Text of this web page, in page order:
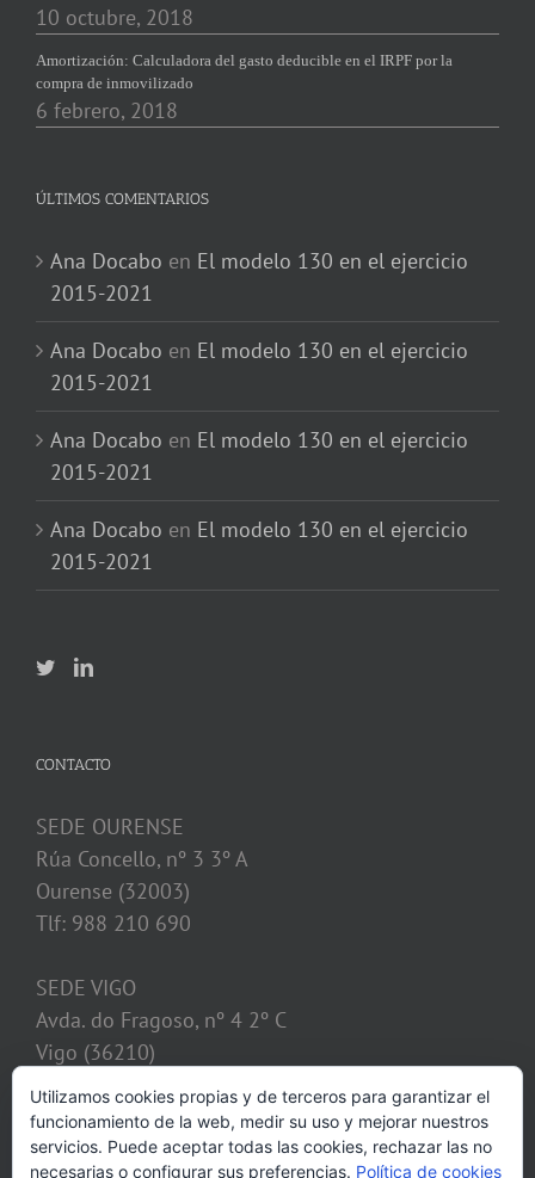
10 octubre, 2018
Amortización: Calculadora del gasto deducible en el IRPF por la
compra de inmovilizado
6 febrero, 2018
ÚLTIMOS COMENTARIOS
Ana Docabo en El modelo 130 en el ejercicio
2015-2021
Ana Docabo en El modelo 130 en el ejercicio
2015-2021
Ana Docabo en El modelo 130 en el ejercicio
2015-2021
Ana Docabo en El modelo 130 en el ejercicio
2015-2021
CONTACTO
SEDE OURENSE
Rúa Concello, nº 3 3º A
Ourense (32003)
Tlf: 988 210 690
SEDE VIGO
Avda. do Fragoso, nº 4 2º C
Vigo (36210)
Tlf: 986 128 621
despacho@calvosobrino.com
Utilizamos cookies propias y de terceros para garantizar el
funcionamiento de la web, medir su uso y mejorar nuestros
servicios. Puede aceptar todas las cookies, rechazar las no
necesarias o configurar sus preferencias. Política de cookies